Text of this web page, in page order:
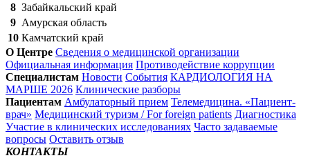
8 Забайкальский край
9 Амурская область
10 Камчатский край
О Центре Сведения о медицинской организации
Официальная информация Противодействие коррупции
Специалистам Новости События КАРДИОЛОГИЯ НА
МАРШЕ 2026 Клинические разборы
Пациентам Амбулаторный прием Телемедицина. «Пациент-
врач» Медицинский туризм / For foreign patients Диагностика
Участие в клинических исследованиях Часто задаваемые
вопросы Оставить отзыв
КОНТАКТЫ